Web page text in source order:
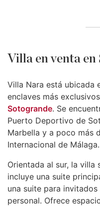
Villa en venta
Villa Nara está ubicada
enclaves más
Sotogrande. Se
Puerto Deportivo de
Marbella y a poco más
Internacional de Málaga.
Orientada al sur, la villa
incluye una suite
una suite para
personal. Ofrece